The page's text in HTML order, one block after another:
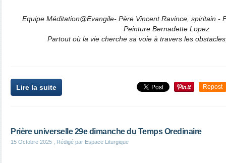
Equipe Méditation@Evangile- Père Vincent Ravince, spiritain -
Peinture Bernadette Lopez
Partout où la vie cherche sa voie à travers les
Lire la suite Repost
Prière universelle 29e dimanche du Temps Oredinaire
15 Octobre 2025 , Rédigé par Espace Liturgique